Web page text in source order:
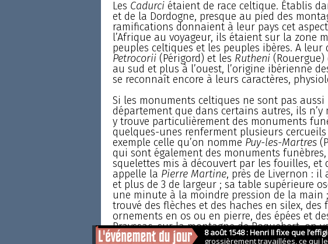
Les Cadurciétaient de race celtique. Établis
et de la Dordogne, presque au pied des
ramifications donnaient à leur pays cet
l’Afrique au voyageur, ils étaient sur la zone
peuples celtiques et les peuples ibères. A
Petrocorii(Périgord) et les Rutheni(Rouergue)
au sud et plus à l’ouest, l’origine ibérienne
se reconnaît encore à leurs caractères,
Si les monuments celtiques ne sont pas aussi
département que dans certains autres, ils
y trouve particulièrement des monuments
quelques-unes renferment plusieurs
exemple celle qu’on nomme Puy-les-Martres
qui sont également des monuments funèbres,
squelettes mis à découvert par les fouilles, et
appelle la Pierre Martine, près de Livernon : il
et plus de 3 de largeur ; sa table supérieure
une minute à la moindre pression de la main
trouvé des flèches et des haches en silex, des
ornements en os ou en pierre, des épées et
Prayssac, sur la montagne de Roquebert, on
considérable.